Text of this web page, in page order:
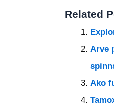
Related
Arve
Ako